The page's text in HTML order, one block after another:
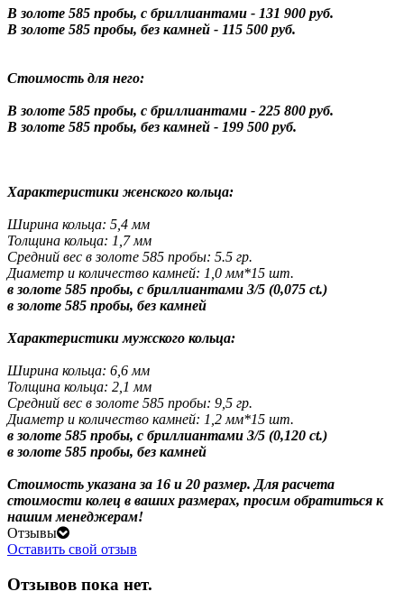
В золоте 585 пробы, с бриллиантами - 131 900 руб.
В золоте 585 пробы, без камней - 115 500 руб.
Стоимость для него:
В золоте 585 пробы, с бриллиантами - 225 800 руб.
В золоте 585 пробы, без камней - 199 500 руб.
Характеристики женского кольца:
Ширина кольца: 5,4 мм
Толщина кольца: 1,7 мм
Средний вес в золоте 585 пробы: 5.5 гр.
Диаметр и количество камней: 1,0 мм*15 шт.
в золоте 585 пробы, с бриллиантами 3/5 (0,075 ct.)
в золоте 585 пробы, без камней
Характеристики мужского кольца:
Ширина кольца: 6,6 мм
Толщина кольца: 2,1 мм
Средний вес в золоте 585 пробы: 9,5 гр.
Диаметр и количество камней: 1,2 мм*15 шт.
в золоте 585 пробы, с бриллиантами 3/5 (0,120 ct.)
в золоте 585 пробы, без камней
Стоимость указана за 16 и 20 размер. Для расчета
стоимости колец в ваших размерах, просим обратиться к
нашим менеджерам!
Отзывы
Оставить свой отзыв
Отзывов пока нет.